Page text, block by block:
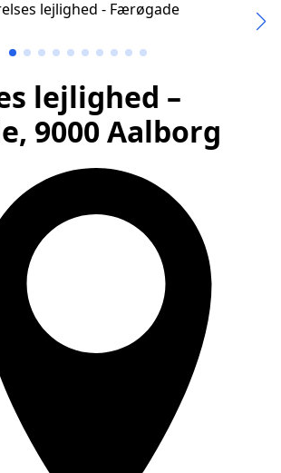
lejlighed –
9000 Aalborg